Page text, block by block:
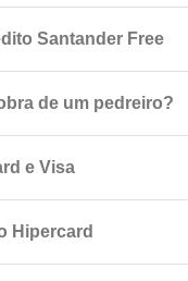
Santander Free
de um pedreiro?
e Visa
Hipercard